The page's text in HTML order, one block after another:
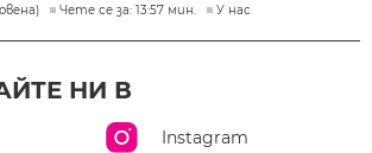
Чете се за: 13:57 мин. У нас
НИ В
Instagram